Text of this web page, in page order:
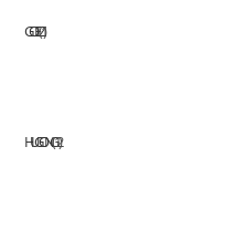
GOELZ1
HUGONG12